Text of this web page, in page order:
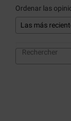
Ordenar las